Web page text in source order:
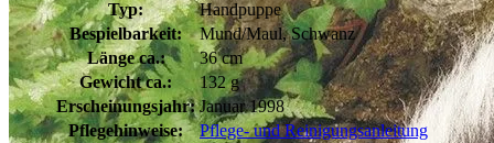
Typ:
Handpuppe
Bespielbarkeit:
Mund/Maul, Schwanz
Länge ca.:
36 cm
Gewicht ca.:
132 g
Erscheinungsjahr: Januar 1998
Pflegehinweise:
Pflege- und Reinigungsanleitung